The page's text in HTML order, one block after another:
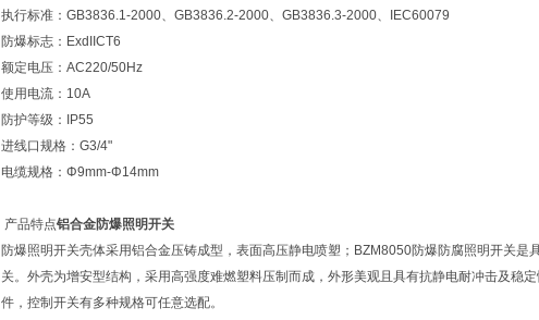
执行标准：GB3836.1-2000、GB3836.2-2000、GB3836.3-2000、IEC60079
防爆标志：ExdIICT6
额定电压：AC220/50Hz
使用电流：10A
防护等级：IP55
进线口规格：G3/4"
电缆规格：Φ9mm-Φ14mm
产品特点铝合金防爆照明开关
防爆照明开关壳体采用铝合金压铸成型，表面高压静电喷塑；BZM8050防爆防腐照明开关是
关。外壳为增安型结构，采用高强度难燃塑料压制而成，外形美观且具有抗静电耐冲击及稳
件，控制开关有多种规格可任意选配。